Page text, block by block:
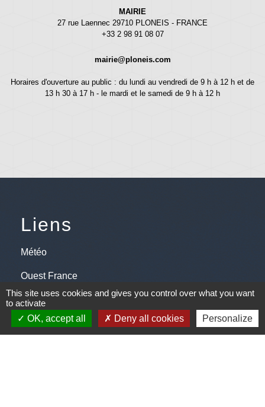
MAIRIE
27 rue Laennec 29710 PLONEIS - FRANCE
+33 2 98 91 08 07
mairie@ploneis.com
Horaires d'ouverture au public : du lundi au vendredi de 9 h à 12 h et de
13 h 30 à 17 h - le mardi et le samedi de 9 h à 12 h
Liens
Météo
Ouest France
Télégramme
This site uses cookies and gives you control over what you want
to activate
OK, accept all
Deny all cookies Personalize